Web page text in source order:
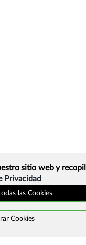
sitio web y
Privacidad
las Cookies
Cookies